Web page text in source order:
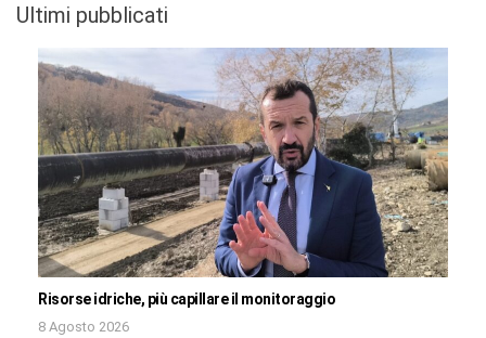
Ultimi pubblicati
Risorse idriche, più capillare il monitoraggio
8 Agosto 2026